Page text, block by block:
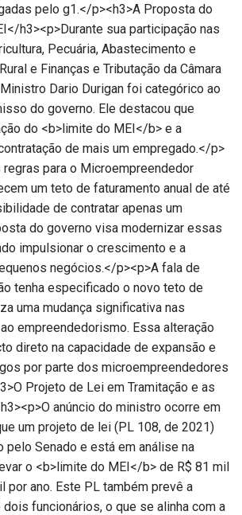
pelo g1.</p><h3>A Proposta do
h3><p>Durante sua participação nas
Pecuária, Abastecimento e
e Finanças e Tributação da Câmara
Dario Durigan foi categórico ao
do governo. Ele destacou que
do <b>limite do MEI</b> e a
de mais um empregado.</p>
regras para o Microempreendedor
um teto de faturamento anual de até
de contratar apenas um
do governo visa modernizar essas
impulsionar o crescimento e a
negócios.</p><p>A fala de
tenha especificado o novo teto de
uma mudança significativa nas
empreendedorismo. Essa alteração
direto na capacidade de expansão e
por parte dos microempreendedores
Projeto de Lei em Tramitação e as
anúncio do ministro ocorre em
um projeto de lei (PL 108, de 2021)
pelo Senado e está em análise na
o <b>limite do MEI</b> de R$ 81 mil
por ano. Este PL também prevê a
funcionários, o que se alinha com a